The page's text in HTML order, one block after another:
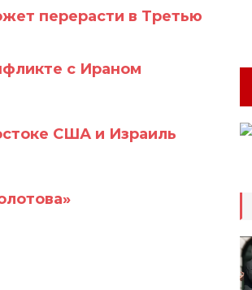
перерасти в Третью
с Ираном
США и Израиль